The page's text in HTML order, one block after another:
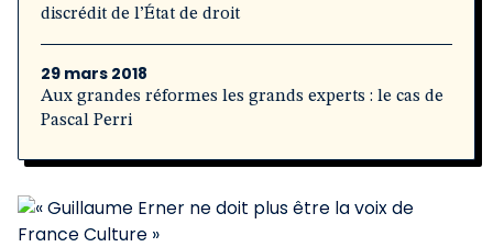
discrédit de l’État de droit
29 mars 2018
Aux grandes réformes les grands experts : le cas de
Pascal Perri